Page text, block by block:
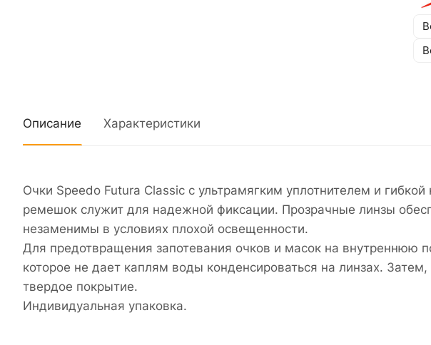
Описание Характеристики
Очки Speedo Futura Classic с ультрамягким уплотнителем и
ремешок служит для надежной фиксации. Прозрачные линзы
незаменимы в условиях плохой освещенности.
Для предотвращения запотевания очков и масок на внутреннюю
которое не дает каплям воды конденсироваться на линзах.
твердое покрытие.
Индивидуальная упаковка.